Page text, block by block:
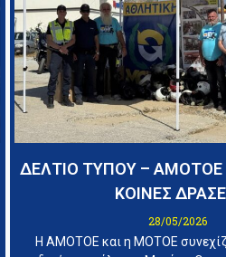
ΔΕΛΤΙΟ ΤΥΠΟΥ – ΑΜΟΤΟΕ
ΚΟΙΝΕΣ
28/05/2026
Η ΑΜΟΤΟΕ και η ΜΟΤΟΕ